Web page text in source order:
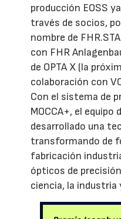
producción EOSS
través de socios,
nombre de
con FHR
de OPTA X (la
colaboración con
Con el sistema de
MOCCA+, el equipo
desarrollado una
transformando de
fabricación
ópticos de
ciencia, la industria